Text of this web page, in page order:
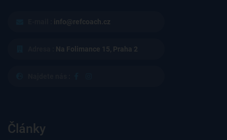
info@refcoach.cz
Na Folimance 15, Praha 2
Články